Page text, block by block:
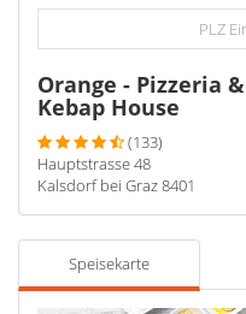
Orange - Pizzeria &
Kebap House
(133)
Hauptstrasse 48
Kalsdorf bei Graz 8401
Speisekarte